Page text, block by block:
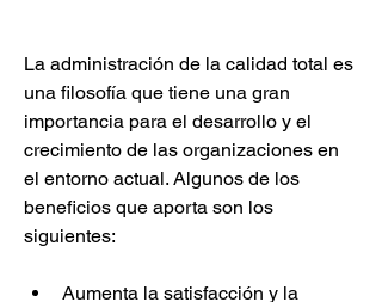
La administración de la calidad total es
una filosofía que tiene una gran
importancia para el desarrollo y el
crecimiento de las organizaciones en
el entorno actual. Algunos de los
beneficios que aporta son los
siguientes:
Aumenta la satisfacción y la